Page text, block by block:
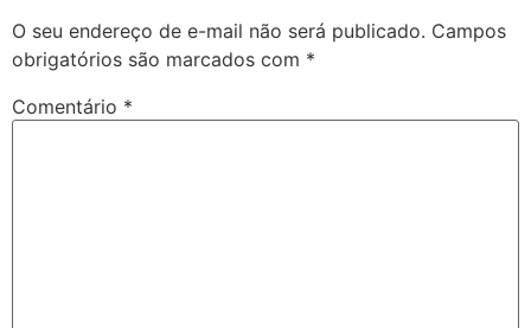
O seu endereço de e-mail não será publicado. Campos
obrigatórios são marcados com *
Comentário *